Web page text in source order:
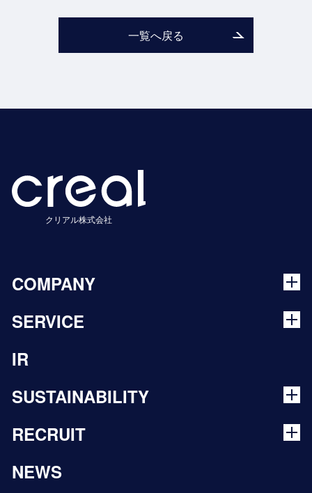
一覧へ戻る
クリアル株式会社
COMPANY
SERVICE
IR
SUSTAINABILITY
RECRUIT
NEWS